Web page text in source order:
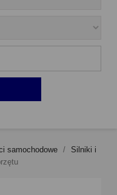
samochodowe
Silniki i